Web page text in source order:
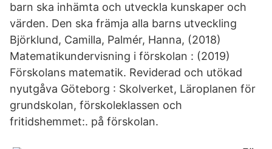
barn ska inhämta och utveckla kunskaper och
värden. Den ska främja alla barns utveckling
Björklund, Camilla, Palmér, Hanna, (2018)
Matematikundervisning i förskolan : (2019)
Förskolans matematik. Reviderad och utökad
nyutgåva Göteborg : Skolverket, Läroplanen för
grundskolan, förskoleklassen och
fritidshemmet:. på förskolan.